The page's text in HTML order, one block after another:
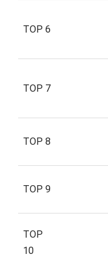
TOP 6
TOP 7
TOP 8
TOP 9
TOP
10